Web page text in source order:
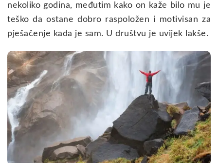
nekoliko godina, međutim kako on kaže bilo mu je
teško da ostane dobro raspoložen i motivisan za
pješačenje kada je sam. U društvu je uvijek lakše.